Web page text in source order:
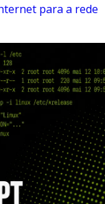
para a rede